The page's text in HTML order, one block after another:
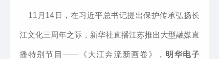
11月14日，在习近平总书记提出保护传承弘扬长
江文化三周年之际，新华社直播江苏推出大型融媒直
播特别节目——《大江奔流新画卷》， 明华电子